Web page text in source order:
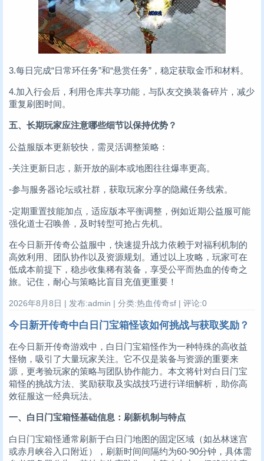
3.每日完成“日常环任务”和“悬赏任务”，稳定获取金币和材料。
4.加入行会后，利用仓库共享功能，与队友交换装备碎片，减少
重复刷图时间。
五、长期玩家应注意哪些细节以保持优势？
公益服版本更新较快，需灵活调整策略：
-关注更新日志，新开放的副本或地图往往爆率更高。
-参与服务器论坛或社群，获取玩家分享的隐藏任务线索。
-定期重置技能加点，适应版本平衡调整，例如近期公益服可能
强化道士召唤兽，及时转型可抢占先机。
在今日新开传奇公益服中，快速提升战力依赖于对福利机制的
高效利用、团队协作以及资源规划。通过以上攻略，玩家可在
低成本前提下，稳步收集稀有装备，享受公平而热血的传奇之
旅。记住，耐心与策略比盲目充值更重要！
2026年8月8日 | 发布:admin | 分类:热血传奇sf | 评论:0
今日新开传奇中白日门宝箱怪该如何挑战与获取奖励？
在今日新开传奇游戏中，白日门宝箱怪作为一种特殊的高收益
怪物，吸引了大量玩家关注。它不仅是装备与资源的重要来
源，更考验玩家的策略与团队协作能力。本文将针对白日门宝
箱怪的挑战方法、奖励获取及实战技巧进行详细解析，助你高
效征服这一经典玩法。
一、白日门宝箱怪基础信息：刷新机制与特点
白日门宝箱怪通常刷新于白日门地图的固定区域（如丛林迷宫
或赤月峡谷入口附近），刷新时间间隔约为60-90分钟，具体需